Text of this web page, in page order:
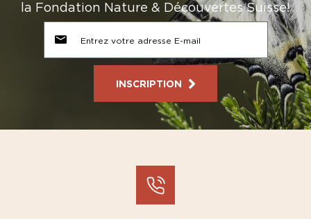
la Fondation Nature & Découvertes Suisse!
INSCRIPTION